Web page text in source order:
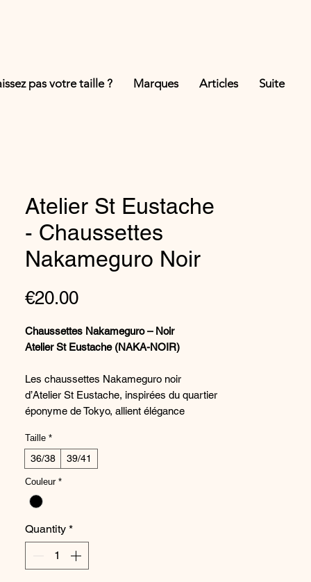
pas votre taille ? Marques Articles Suite
Atelier St Eustache
- Chaussettes
Nakameguro Noir
€20.00Price
Chaussettes Nakameguro – Noir
Atelier St Eustache (NAKA-NOIR)
Les chaussettes Nakameguro noir
d’Atelier St Eustache, inspirées du quartier
éponyme de Tokyo, allient élégance
Leur jeu de transparence subtile et de
lignes structurées évoque l’architecture
voile délicat et empiècements opaques
pour un contraste sophistiqué. Leur design
unique en fait un accessoire fort, à porter
avec des chaussures ouvertes ou
fermées pour révéler toute leur singularité.
Taille *
36/38 39/41
Couleur *
Quantity *